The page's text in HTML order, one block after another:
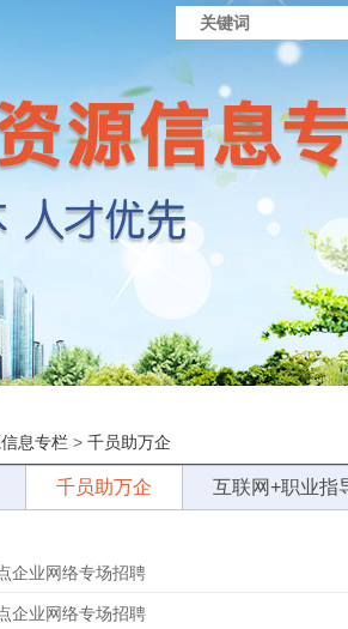
息专栏 > 千员助万企
千员助万企 互联网+职业指
业网络专场招聘
业网络专场招聘